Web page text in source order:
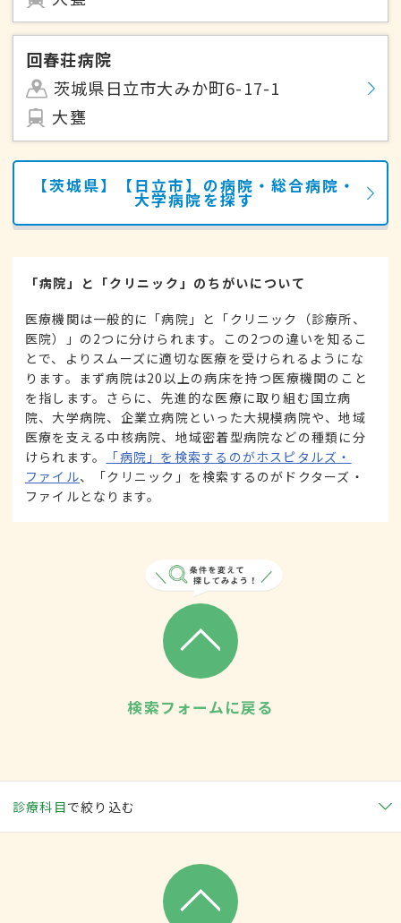
回春荘病院
茨城県日立市大みか町6-17-1
大甕
【茨城県】【日立市】の病院・総合病院・
大学病院を探す
「病院」と「クリニック」のちがいについて
医療機関は一般的に「病院」と「クリニック（診療所、
医院）」の2つに分けられます。この2つの違いを知るこ
とで、よりスムーズに適切な医療を受けられるようにな
ります。まず病院は20以上の病床を持つ医療機関のこと
を指します。さらに、先進的な医療に取り組む国立病
院、大学病院、企業立病院といった大規模病院や、地域
医療を支える中核病院、地域密着型病院などの種類に分
けられます。
「病院」を検索するのがホスピタルズ・
ファイル、「クリニック」を検索するのがドクターズ・
ファイルとなります。
検索フォームに戻る
診療科目で絞り込む